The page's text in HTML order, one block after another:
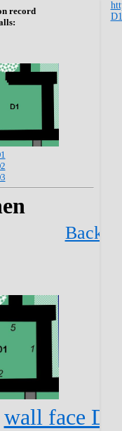
record
Back
wall face